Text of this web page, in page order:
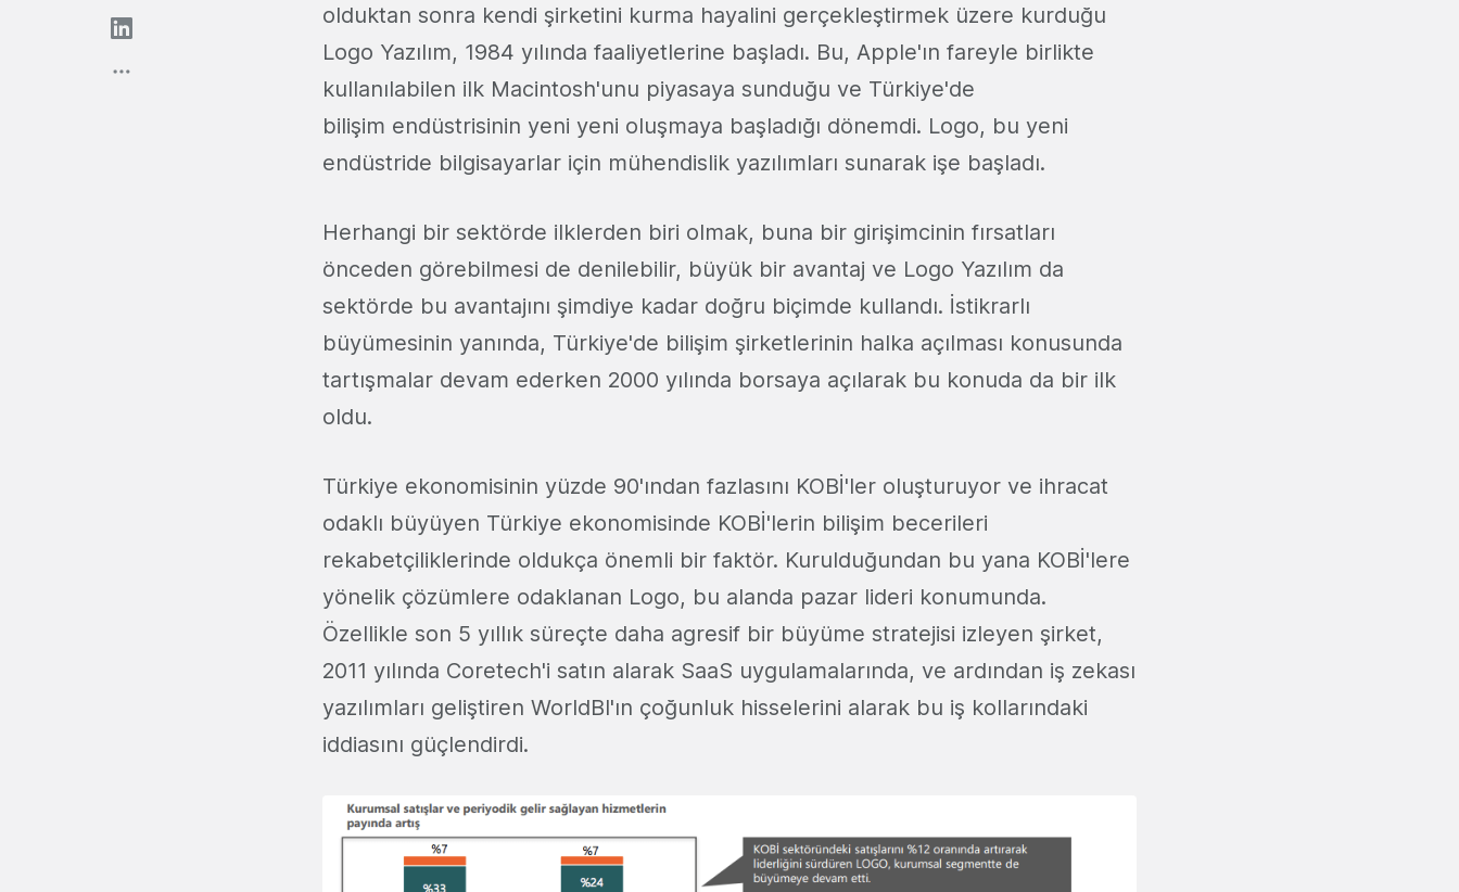
olduktan sonra kendi şirketini kurma hayalini gerçekleştirmek üzere kurduğu
Logo Yazılım, 1984 yılında faaliyetlerine başladı. Bu, Apple'ın fareyle birlikte
kullanılabilen ilk Macintosh'unu piyasaya sunduğu ve Türkiye'de
bilişim endüstrisinin yeni yeni oluşmaya başladığı dönemdi. Logo, bu yeni
endüstride bilgisayarlar için mühendislik yazılımları sunarak işe başladı.
Herhangi bir sektörde ilklerden biri olmak, buna bir girişimcinin fırsatları
önceden görebilmesi de denilebilir, büyük bir avantaj ve Logo Yazılım da
sektörde bu avantajını şimdiye kadar doğru biçimde kullandı. İstikrarlı
büyümesinin yanında, Türkiye'de bilişim şirketlerinin halka açılması konusunda
tartışmalar devam ederken 2000 yılında borsaya açılarak bu konuda da bir ilk
oldu.
Türkiye ekonomisinin yüzde 90'ından fazlasını KOBİ'ler oluşturuyor ve ihracat
odaklı büyüyen Türkiye ekonomisinde KOBİ'lerin bilişim becerileri
rekabetçiliklerinde oldukça önemli bir faktör. Kurulduğundan bu yana KOBİ'lere
yönelik çözümlere odaklanan Logo, bu alanda pazar lideri konumunda.
Özellikle son 5 yıllık süreçte daha agresif bir büyüme stratejisi izleyen şirket,
2011 yılında Coretech'i satın alarak SaaS uygulamalarında, ve ardından iş zekası
yazılımları geliştiren WorldBI'ın çoğunluk hisselerini alarak bu iş kollarındaki
iddiasını güçlendirdi.